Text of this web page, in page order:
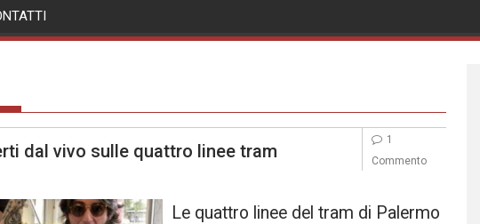
dal vivo sulle quattro linee tram
Le quattro linee del tram di Palermo
1
Commento